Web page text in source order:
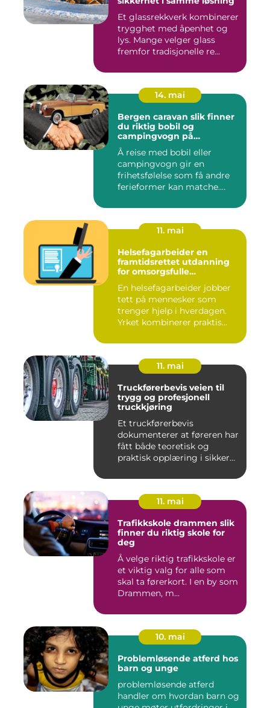
Et glassrekkverk kombinerer
trygghet med åpenhet og
lys. Mange velger glass
fremfor tradisjonelle re...
14. mai
Bergen caravan slik finner
du riktig bobil og
campingvogn på
vestlandet
Å reise med bobil eller
campingvogn gir en
frihetsfølelse som få andre
ferieformer kan matche.
11. mai
Helsefagarbeider en
framtidsrettet utdanning
for omsorgsfulle
En helsefagarbeider jobber
tett på mennesker som
trenger hjelp i hverdagen.
Yrket kombinerer praktis...
11. mai
Truckførerbevis veien til
trygg og profesjonell
truckkjøring
Et truckførerbevis
dokumenterer at føreren har
fått både teoretisk og
praktisk opplæring i sikker
11. mai
Trafikkskole drammen slik
finner du riktig skole for
deg
Å velge riktig trafikkskole er
et viktig valg for alle som
skal ta førerkort. I en by som
Drammen, m...
10. mai
Problemløsende atferd hos
barn og unge
problemløsende atferd
handler om hvordan barn og